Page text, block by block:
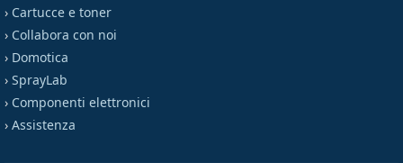
› Cartucce e toner
› Collabora con noi
› Domotica
› SprayLab
› Componenti elettronici
› Assistenza